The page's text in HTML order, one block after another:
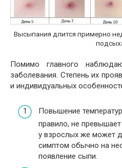
Высыпания длится примерно
Помимо главного
заболевания. Степень их
и индивидуальных
Повышение
правило, не
у взрослых же может
симптом обычно на
появление сыпи.